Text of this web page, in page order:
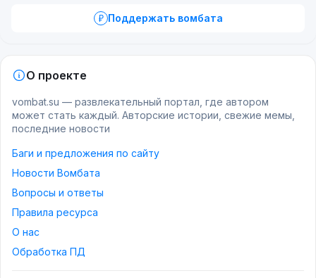
Поддержать вомбата
О проекте
vombat.su — развлекательный портал, где автором
может стать каждый. Авторские истории, свежие мемы,
последние новости
Баги и предложения по сайту
Новости Вомбата
Вопросы и ответы
Правила ресурса
О нас
Обработка ПД